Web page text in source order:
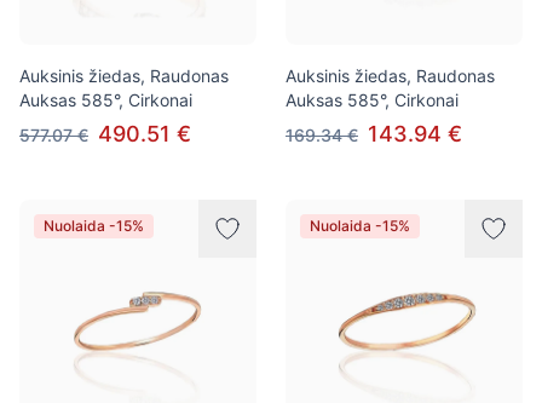
Auksinis žiedas, Raudonas
Auksas 585°, Cirkonai
577.07 € 490.51 €
Auksinis žiedas, Raudonas
Auksas 585°, Cirkonai
169.34 € 143.94 €
Nuolaida -15% Nuolaida -15%